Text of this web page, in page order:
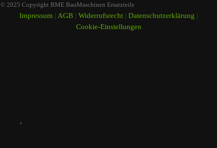
© 2025 Copyright BME BauMaschinen Ersatzteile
Impressum | AGB| Widerrufsrecht| Datenschutzerklärung |
Cookie-Einstellungen